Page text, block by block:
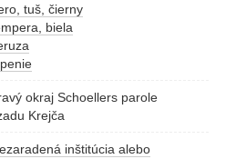
tuš, čierny
biela
okraj Schoellers parole
Krejča
inštitúcia alebo